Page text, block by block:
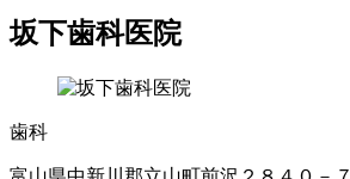
坂下歯科医院
歯科